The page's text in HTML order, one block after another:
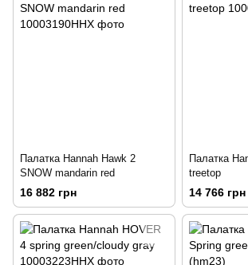
Палатка Hannah Hawk 2
SNOW mandarin red
16 882 грн
Палатка
treetop
14 766 грн